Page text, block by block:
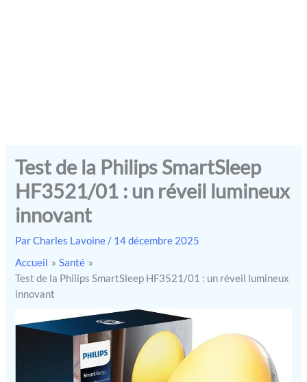
Test de la Philips SmartSleep
HF3521/01 : un réveil lumineux
innovant
ParCharles Lavoine / 14 décembre 2025
Accueil
Santé
Test de la Philips SmartSleep HF3521/01 : un réveil lumineux
innovant